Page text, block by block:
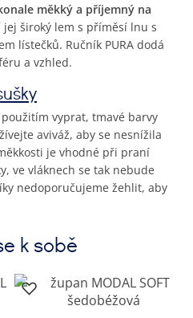
měkký a příjemný na
jej široký lem s příměsí lnu s
lístečků. Ručník PURA dodá
a vzhled.
vyprat, tmavé barvy
aviváž, aby se nesnížila
je vhodné při praní
ve vláknech se tak nebude
nedoporučujeme žehlit, aby
k sobě